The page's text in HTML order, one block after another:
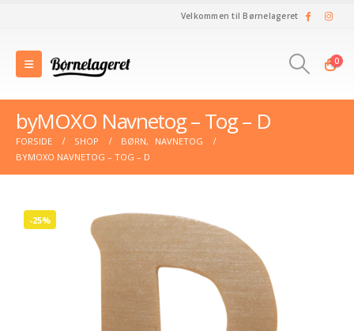
Velkommen til Børnelageret
0
byMOXO Navnetog – Tog – D
FORSIDE SHOP BØRN,
NAVNETOG
BYMOXO NAVNETOG – TOG – D
-25%